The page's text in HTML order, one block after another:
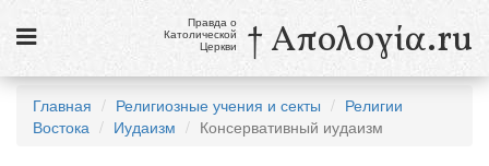
Новости
Правда о
Католической
Церкви † Απολογία.ru
Главная Религиозные учения и секты
Религии
Востока
Иудаизм Консервативный иудаизм